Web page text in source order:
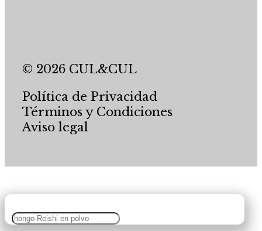
© 2026 CUL&CUL
Política de Privacidad
Términos y Condiciones
Aviso legal